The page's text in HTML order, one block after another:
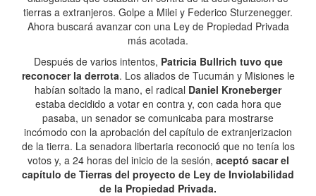
tierras a extranjeros. Golpe a Milei y Federico Sturzenegger.
Ahora buscará avanzar con una Ley de Propiedad Privada
más acotada.
Después de varios intentos, Patricia Bullrich tuvo que
reconocer la derrota. Los aliados de Tucumán y Misiones le
habían soltado la mano, el radical Daniel Kroneberger
estaba decidido a votar en contra y, con cada hora que
pasaba, un senador se comunicaba para mostrarse
incómodo con la aprobación del capítulo de extranjerizacion
de la tierra. La senadora libertaria reconoció que no tenía los
votos y, a 24 horas del inicio de la sesión, aceptó sacar el
capítulo de Tierras del proyecto de Ley de Inviolabilidad
de la Propiedad Privada.